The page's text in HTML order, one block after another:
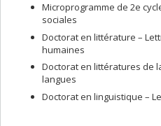
Microprogramme de 2e
sociales
Doctorat en littérature –
humaines
Doctorat en littératures de
langues
Doctorat en linguistique –